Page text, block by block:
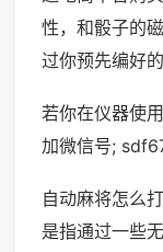
性，和骰子的
过你预先编好的
若你在仪器使
加微信号;
自动麻将怎么
是指通过一些